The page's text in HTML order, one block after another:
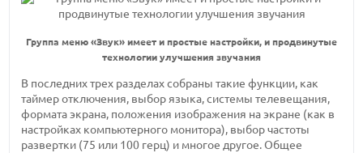
Группа меню «Звук» имеет и простые настройки, и продвинутые
технологии улучшения звучания
В последних трех разделах собраны такие функции, как
таймер отключения, выбор языка, системы телевещания,
формата экрана, положения изображения на экране (как в
настройках компьютерного монитора), выбор частоты
развертки (75 или 100 герц) и многое другое. Общее